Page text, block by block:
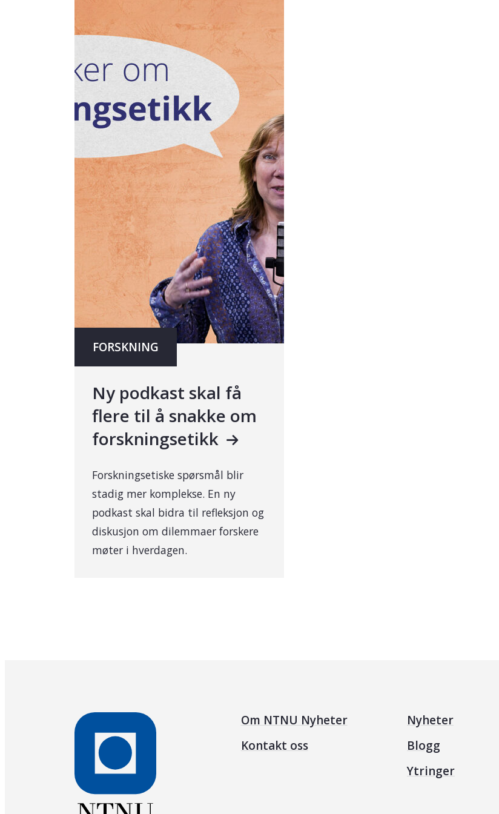
FORSKNING
Ny podkast skal få
flere til å snakke om
forskningsetikk
Forskningsetiske spørsmål blir
stadig mer komplekse. En ny
podkast skal bidra til refleksjon og
diskusjon om dilemmaer forskere
møter i hverdagen.
Om NTNU Nyheter
Kontakt oss
Nyheter
Blogg
Ytringer